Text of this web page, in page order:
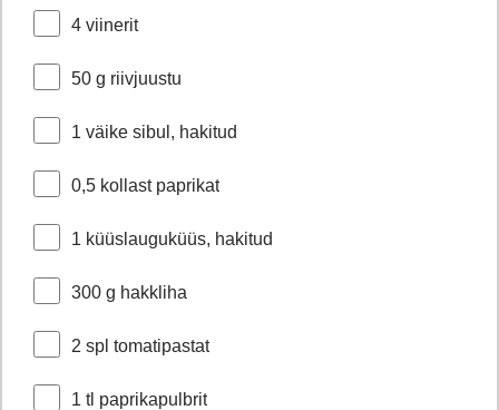
4 viinerit
50 g riivjuustu
1 väike sibul, hakitud
0,5 kollast paprikat
1 küüslauguküüs, hakitud
300 g hakkliha
2 spl tomatipastat
1 tl paprikapulbrit